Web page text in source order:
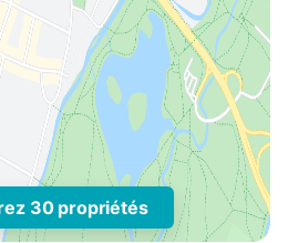
30 propriétés